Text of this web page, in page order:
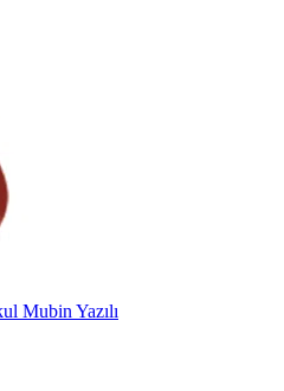
Mubin Yazılı